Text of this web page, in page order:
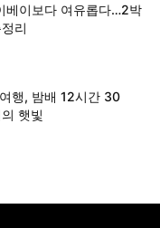
베이보다 여유롭다…2박
리
행, 밤배 12시간 30
햇빛